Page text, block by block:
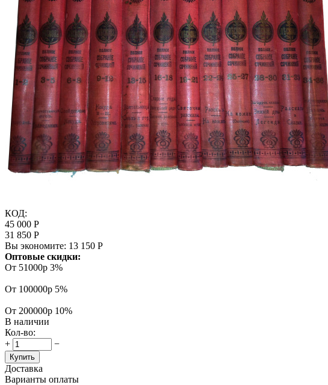
КОД:
45 000 Р
31 850 Р
Вы экономите: 13 150 Р
Оптовые скидки:
От 51000р 3%
От 100000р 5%
От 200000р 10%
В наличии
Кол-во:
+
−
Купить
Доставка
Варианты оплаты